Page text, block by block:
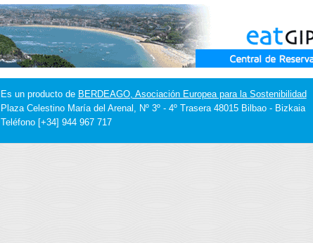
Es un producto de BERDEAGO, Asociación Europea para la Sostenibilidad
Plaza Celestino María del Arenal, Nº 3º - 4º Trasera 48015 Bilbao - Bizkaia
Teléfono [+34] 944 967 717